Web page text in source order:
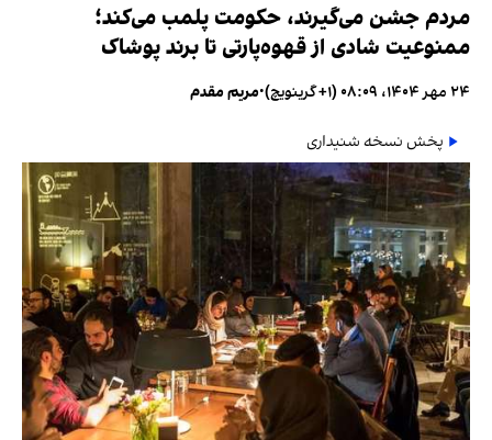
مردم جشن می‌گیرند، حکومت پلمب می‌کند؛
ممنوعیت شادی از قهوه‌پارتی تا برند پوشاک
۲۴ مهر ۱۴۰۴، ۰۸:۰۹ (‎+۱ گرینویچ) •مریم مقدم
پخش نسخه شنیداری